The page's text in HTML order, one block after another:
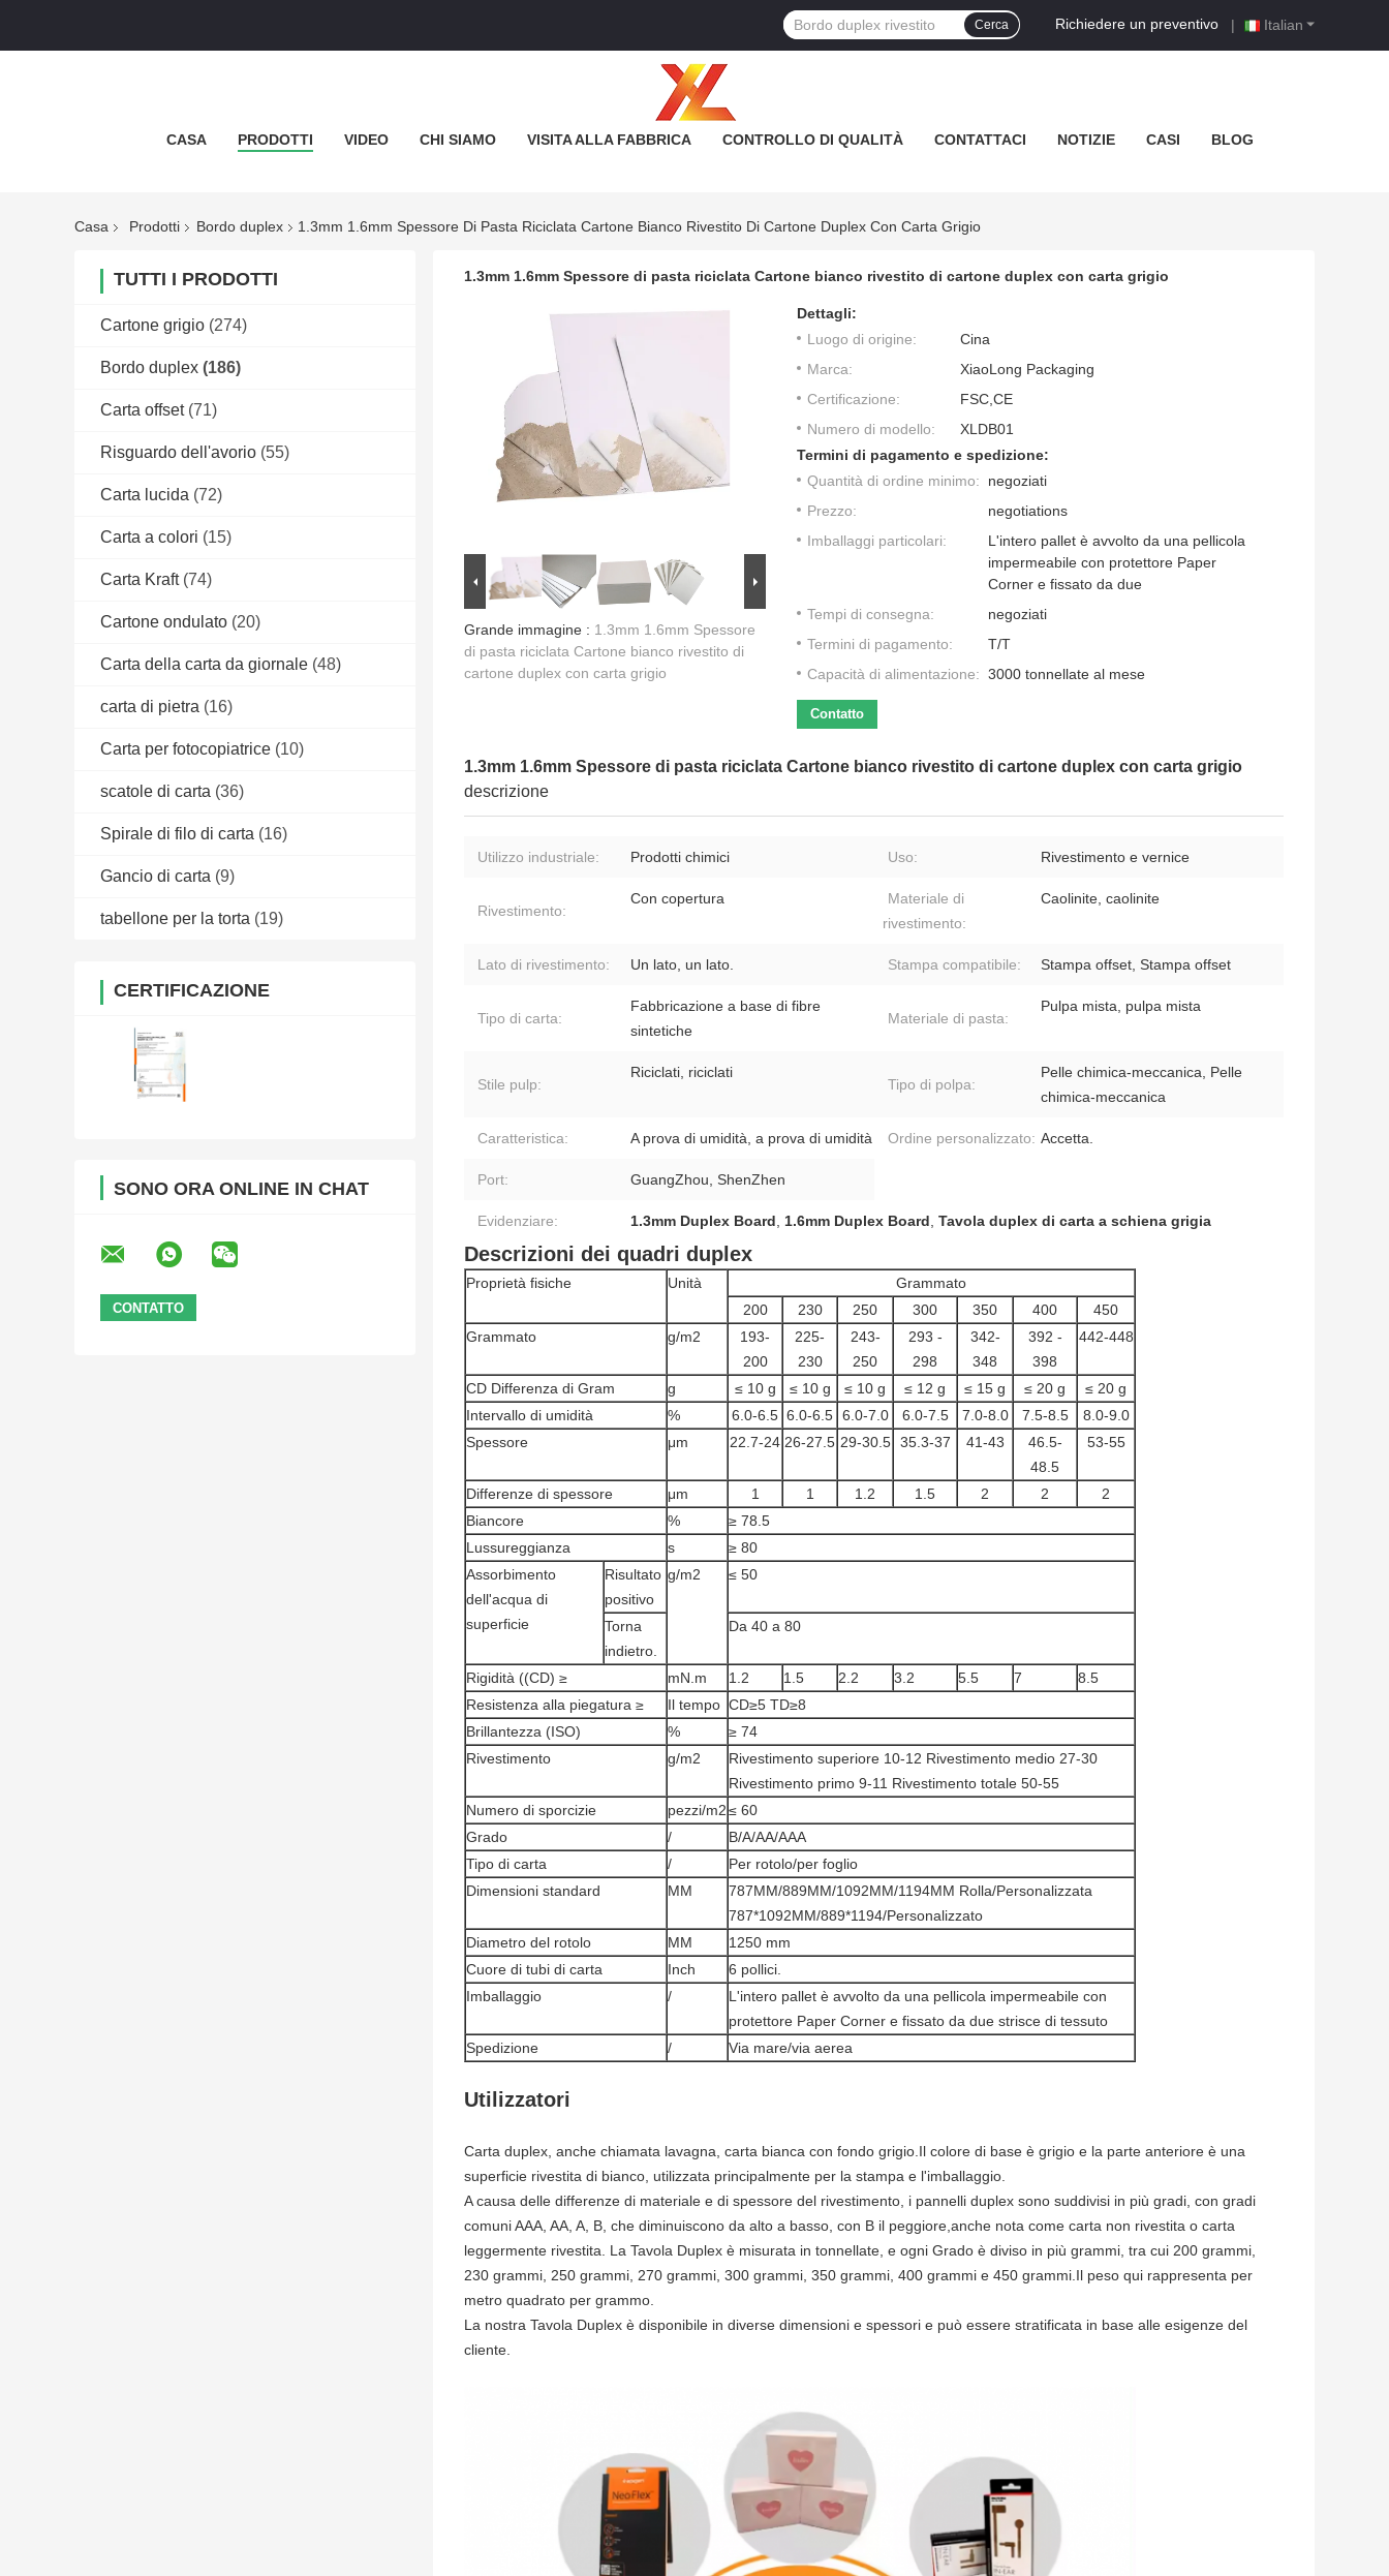
Italian
Richiedere un preventivo |
Cerca
CASA PRODOTTI VIDEO CHI SIAMO VISITA ALLA FABBRICA CONTROLLO DI QUALITÀ CONTATTACI NOTIZIE CASI BLOG
Casa Prodotti Bordo duplex 1.3mm 1.6mm Spessore Di Pasta Riciclata Cartone Bianco Rivestito Di Cartone Duplex Con Carta Grigio
TUTTI I PRODOTTI
Cartone grigio (274)
Bordo duplex (186)
Carta offset (71)
Risguardo dell'avorio (55)
Carta lucida (72)
Carta a colori (15)
Carta Kraft (74)
Cartone ondulato (20)
Carta della carta da giornale (48)
carta di pietra (16)
Carta per fotocopiatrice (10)
scatole di carta (36)
Spirale di filo di carta (16)
Gancio di carta (9)
tabellone per la torta (19)
CERTIFICAZIONE
SONO ORA ONLINE IN CHAT
1.3mm 1.6mm Spessore di pasta riciclata Cartone bianco rivestito di cartone duplex con carta grigio
Grande immagine : 1.3mm 1.6mm Spessore
di pasta riciclata Cartone bianco rivestito di
cartone duplex con carta grigio
Dettagli:
Luogo di origine:
Cina
Marca:
XiaoLong Packaging
Certificazione:
FSC,CE
Numero di modello:
XLDB01
Termini di pagamento e spedizione:
Quantità di ordine minimo:
negoziati
Prezzo:
negotiations
Imballaggi particolari:
L'intero pallet è avvolto da una pellicola
impermeabile con protettore Paper
Corner e fissato da due
Tempi di consegna:
negoziati
Termini di pagamento:
T/T
Capacità di alimentazione: 3000 tonnellate al mese
Contatto
1.3mm 1.6mm Spessore di pasta riciclata Cartone bianco rivestito di cartone duplex con carta grigio
descrizione
Utilizzo industriale: Prodotti chimici Uso: Rivestimento e vernice
Rivestimento:
Con copertura
Materiale di
rivestimento:
Caolinite, caolinite
Lato di rivestimento: Un lato, un lato. Stampa compatibile: Stampa offset, Stampa offset
Tipo di carta:
Fabbricazione a base di fibre
sintetiche
Materiale di pasta:
Pulpa mista, pulpa mista
Stile pulp:
Riciclati, riciclati
Tipo di polpa:
Pelle chimica-meccanica, Pelle
chimica-meccanica
Caratteristica: A prova di umidità, a prova di umidità Ordine personalizzato: Accetta.
Port: GuangZhou, ShenZhen
Evidenziare: 1.3mm Duplex Board, 1.6mm Duplex Board, Tavola duplex di carta a schiena grigia
Descrizioni dei quadri duplex
Proprietà fisiche Unità
Grammato
200
230 250 300 350 400
450
Grammato
g/m2
193-
200
225-
230
243-
250
293 -
298
342-
348
392 -
398
442-448
CD Differenza di Gram g ≤ 10 g ≤ 10 g ≤ 10 g ≤ 12 g ≤ 15 g ≤ 20 g
≤ 20 g
Intervallo di umidità
% 6.0-6.5 6.0-6.5 6.0-7.0 6.0-7.5 7.0-8.0 7.5-8.5
8.0-9.0
Spessore
μm 22.7-24 26-27.5 29-30.5 35.3-37 41-43
46.5-
48.5
53-55
Differenze di spessore μm 1 1 1.2 1.5 2 2
2
Biancore
%
≥ 78.5
Lussureggianza
s
≥ 80
Assorbimento
dell'acqua di
superficie
Risultato
positivo
g/m2 ≤ 50
Torna
indietro.
Da 40 a 80
Rigidità ((CD) ≥ mN.m 1.2 1.5 2.2 3.2 5.5 7
8.5
Resistenza alla piegatura ≥
Il tempo CD≥5 TD≥8
Brillantezza (ISO)
%
≥ 74
Rivestimento
g/m2
Rivestimento superiore 10-12 Rivestimento medio 27-30
Rivestimento primo 9-11 Rivestimento totale 50-55
Numero di sporcizie
pezzi/m2≤ 60
Grado
/
B/A/AA/AAA
Tipo di carta
/
Per rotolo/per foglio
Dimensioni standard
MM
787MM/889MM/1092MM/1194MM Rolla/Personalizzata
787*1092MM/889*1194/Personalizzato
Diametro del rotolo
MM
1250 mm
Cuore di tubi di carta
Inch
6 pollici.
Imballaggio
/
L'intero pallet è avvolto da una pellicola impermeabile con
protettore Paper Corner e fissato da due strisce di tessuto
Spedizione
/ Via mare/via aerea
Utilizzatori
Carta duplex, anche chiamata lavagna, carta bianca con fondo grigio.Il colore di base è grigio e la parte anteriore è una
superficie rivestita di bianco, utilizzata principalmente per la stampa e l'imballaggio.
A causa delle differenze di materiale e di spessore del rivestimento, i pannelli duplex sono suddivisi in più gradi, con gradi
comuni AAA, AA, A, B, che diminuiscono da alto a basso, con B il peggiore,anche nota come carta non rivestita o carta
leggermente rivestita. La Tavola Duplex è misurata in tonnellate, e ogni Grado è diviso in più grammi, tra cui 200 grammi,
230 grammi, 250 grammi, 270 grammi, 300 grammi, 350 grammi, 400 grammi e 450 grammi.Il peso qui rappresenta per
metro quadrato per grammo.
La nostra Tavola Duplex è disponibile in diverse dimensioni e spessori e può essere stratificata in base alle esigenze del
cliente.